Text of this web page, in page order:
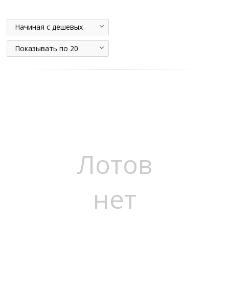
Начиная с дешевых
Показывать по 20
Лотов
нет